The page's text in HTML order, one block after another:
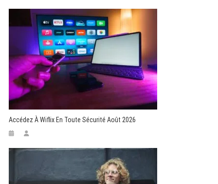
Accédez À Wiflix En Toute Sécurité Août 2026